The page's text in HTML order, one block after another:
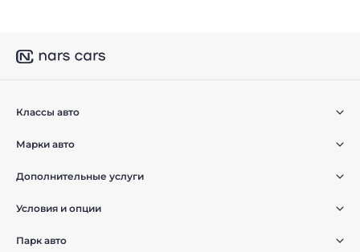
Классы авто
Марки авто
Дополнительные услуги
Условия и опции
Парк авто